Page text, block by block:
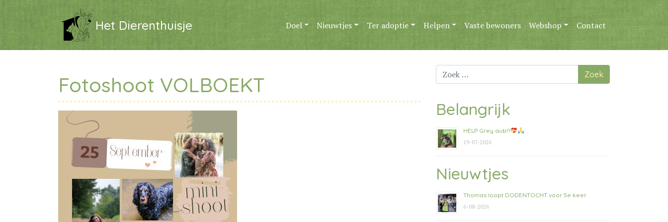
Het Dierenthuisje Doel Nieuwtjes Ter adoptie Helpen Vaste bewoners Webshop Contact
Fotoshoot VOLBOEKT
Zoek
naar:
Belangrijk
HELP Grey aub!?
19-07-2026
Nieuwtjes
Thomas loopt DODENTOCHT voor 5e keer
6-08-2026